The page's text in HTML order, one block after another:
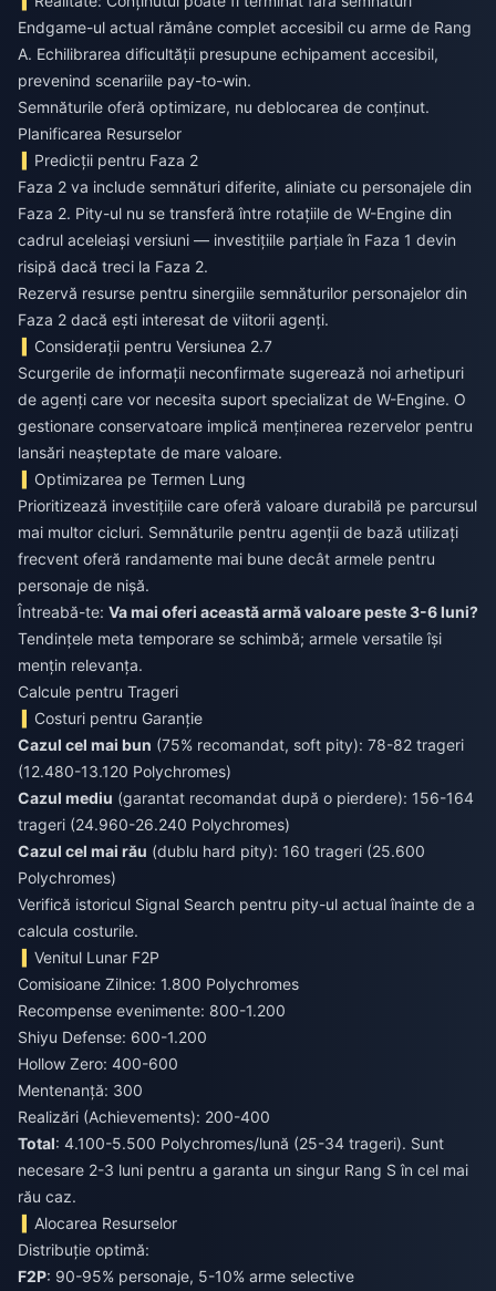
Endgame-ul actual rămâne complet accesibil cu arme de Rang
A. Echilibrarea dificultății presupune echipament accesibil,
prevenind scenariile pay-to-win.
Semnăturile oferă optimizare, nu deblocarea de conținut.
Planificarea Resurselor
Predicții pentru Faza 2
Faza 2 va include semnături diferite, aliniate cu personajele din
Faza 2. Pity-ul nu se transferă între rotațiile de W-Engine din
cadrul aceleiași versiuni — investițiile parțiale în Faza 1 devin
risipă dacă treci la Faza 2.
Rezervă resurse pentru sinergiile semnăturilor personajelor din
Faza 2 dacă ești interesat de viitorii agenți.
Considerații pentru Versiunea 2.7
Scurgerile de informații neconfirmate sugerează noi arhetipuri
de agenți care vor necesita suport specializat de W-Engine. O
gestionare conservatoare implică menținerea rezervelor pentru
lansări neașteptate de mare valoare.
Optimizarea pe Termen Lung
Prioritizează investițiile care oferă valoare durabilă pe parcursul
mai multor cicluri. Semnăturile pentru agenții de bază utilizați
frecvent oferă randamente mai bune decât armele pentru
personaje de nișă.
Întreabă-te: Va mai oferi această armă valoare peste 3-6 luni?
Tendințele meta temporare se schimbă; armele versatile își
mențin relevanța.
Calcule pentru Trageri
Costuri pentru Garanție
Cazul cel mai bun (75% recomandat, soft pity): 78-82 trageri
(12.480-13.120 Polychromes)
Cazul mediu (garantat recomandat după o pierdere): 156-164
trageri (24.960-26.240 Polychromes)
Cazul cel mai rău (dublu hard pity): 160 trageri (25.600
Polychromes)
Verifică istoricul Signal Search pentru pity-ul actual înainte de a
calcula costurile.
Venitul Lunar F2P
Comisioane Zilnice: 1.800 Polychromes
Recompense evenimente: 800-1.200
Shiyu Defense: 600-1.200
Hollow Zero: 400-600
Mentenanță: 300
Realizări (Achievements): 200-400
Total: 4.100-5.500 Polychromes/lună (25-34 trageri). Sunt
necesare 2-3 luni pentru a garanta un singur Rang S în cel mai
rău caz.
Alocarea Resurselor
Distribuție optimă:
F2P: 90-95% personaje, 5-10% arme selective